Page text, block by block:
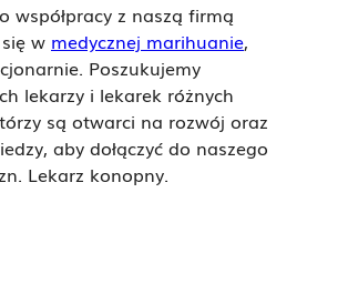
współpracy z naszą firmą
w medycznej marihuanie,
Poszukujemy
lekarzy i lekarek różnych
są otwarci na rozwój oraz
aby dołączyć do naszego
Lekarz konopny.